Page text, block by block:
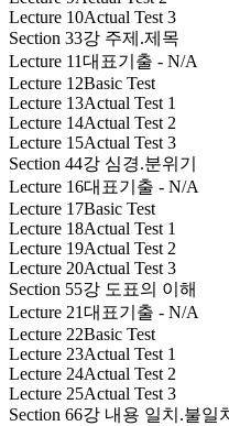
Lecture 10Actual Test 3
Section 33강 주제.제목
Lecture 11대표기출 - N/A
Lecture 12Basic Test
Lecture 13Actual Test 1
Lecture 14Actual Test 2
Lecture 15Actual Test 3
Section 44강 심경.분위기
Lecture 16대표기출 - N/A
Lecture 17Basic Test
Lecture 18Actual Test 1
Lecture 19Actual Test 2
Lecture 20Actual Test 3
Section 55강 도표의 이해
Lecture 21대표기출 - N/A
Lecture 22Basic Test
Lecture 23Actual Test 1
Lecture 24Actual Test 2
Lecture 25Actual Test 3
Section 66강 내용 일치.불일치